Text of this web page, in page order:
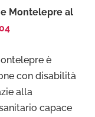
Montelepre al
è
con disabilità
alla
capace